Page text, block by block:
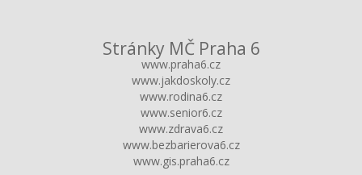
Stránky MČ Praha 6
www.praha6.cz
www.jakdoskoly.cz
www.rodina6.cz
www.senior6.cz
www.zdrava6.cz
www.bezbarierova6.cz
www.gis.praha6.cz